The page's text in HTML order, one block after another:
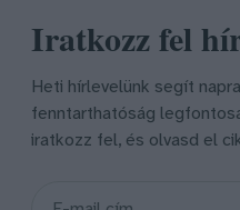
Iratkozz fel
Heti hírlevelünk segít
fenntarthatóság
iratkozz fel, és olvasd el